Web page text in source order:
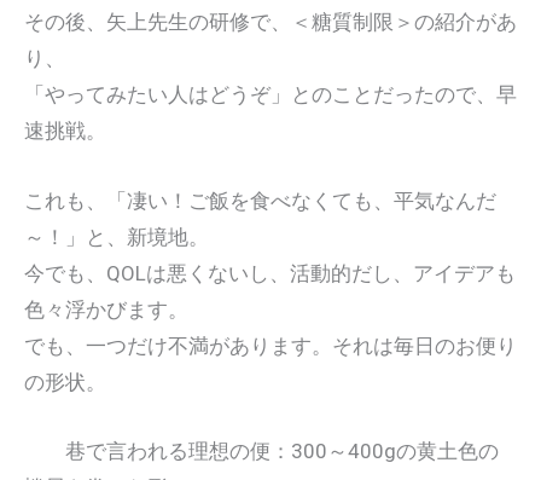
その後、矢上先生の研修で、＜糖質制限＞の紹介があ
り、
「やってみたい人はどうぞ」とのことだったので、早
速挑戦。
これも、「凄い！ご飯を食べなくても、平気なんだ
～！」と、新境地。
今でも、QOLは悪くないし、活動的だし、アイデアも
色々浮かびます。
でも、一つだけ不満があります。それは毎日のお便り
の形状。
巷で言われる理想の便：300～400gの黄土色の